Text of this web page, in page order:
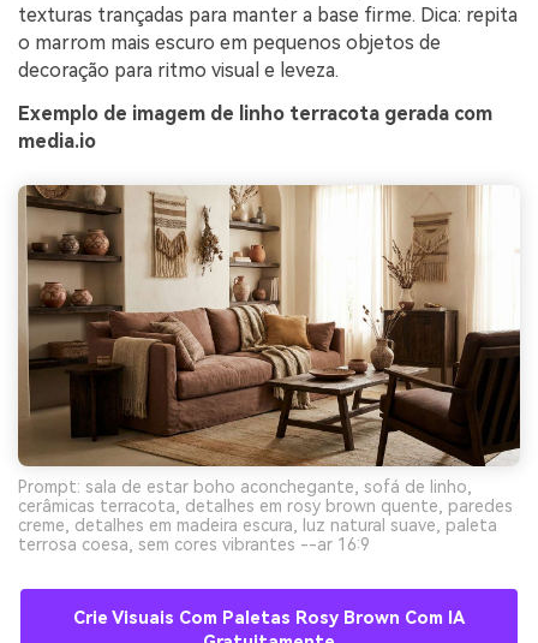
texturas trançadas para manter a base firme. Dica: repita
o marrom mais escuro em pequenos objetos de
decoração para ritmo visual e leveza.
Exemplo de imagem de linho terracota gerada com
media.io
Prompt: sala de estar boho aconchegante, sofá de linho,
cerâmicas terracota, detalhes em rosy brown quente, paredes
creme, detalhes em madeira escura, luz natural suave, paleta
terrosa coesa, sem cores vibrantes --ar 16:9
Crie Visuais Com Paletas Rosy Brown Com IA